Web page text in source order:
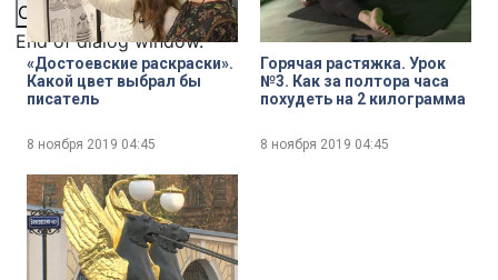
Close Modal Dialog
End of dialog window.
«Достоевские раскраски».
Какой цвет выбрал бы
писатель
8 ноября 2019 04:45
Горячая растяжка. Урок
№3. Как за полтора часа
похудеть на 2 килограмма
8 ноября 2019 04:45